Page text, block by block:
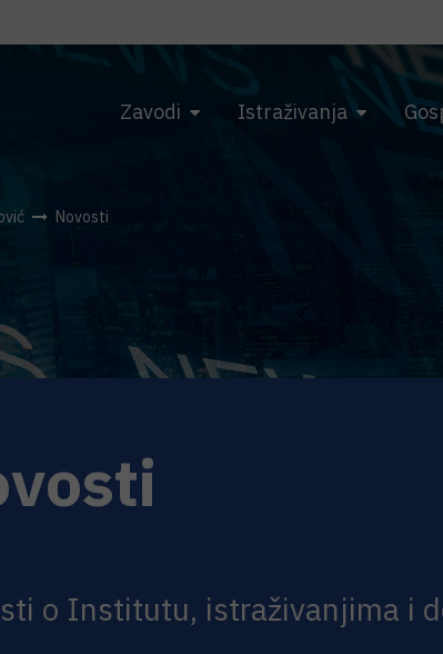
Zavodi Istraživanja
Novosti
o Institutu, istraživanjima i